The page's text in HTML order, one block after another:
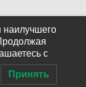
. Все права
сайтов
с
Принять